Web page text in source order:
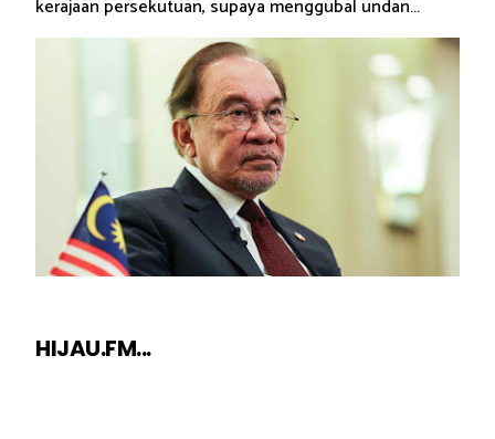
kerajaan persekutuan, supaya menggubal undan...
HIJAU.FM...